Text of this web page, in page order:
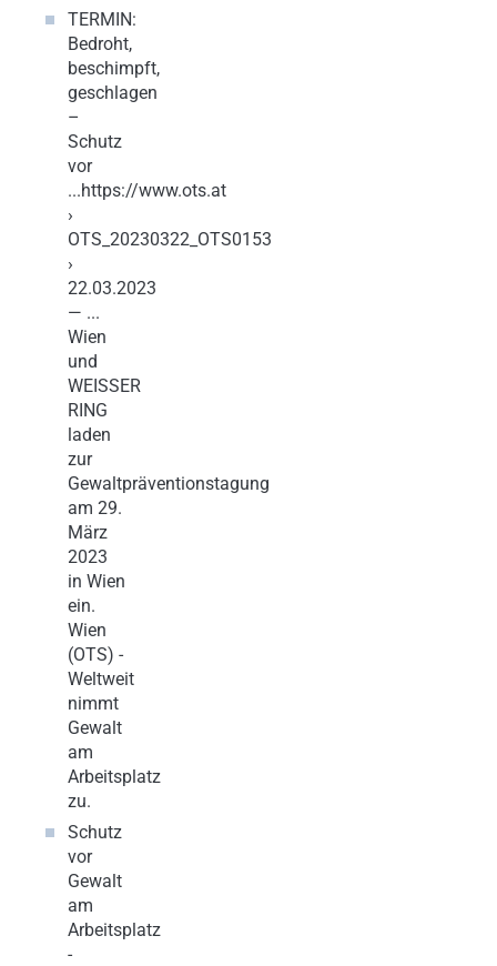
TERMIN:
Bedroht,
beschimpft,
geschlagen
–
Schutz
vor
...https://www.ots.at
›
OTS_20230322_OTS0153
›
22.03.2023
— ...
Wien
und
WEISSER
RING
laden
zur
Gewaltpräventionstagung
am 29.
März
2023
in Wien
ein.
Wien
(OTS) -
Weltweit
nimmt
Gewalt
am
Arbeitsplatz
zu.
Schutz
vor
Gewalt
am
Arbeitsplatz
-